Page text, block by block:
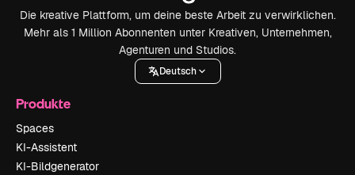
Die kreative Plattform, um deine beste Arbeit zu verwirklichen.
Mehr als 1 Million Abonnenten unter Kreativen, Unternehmen,
Agenturen und Studios.
Deutsch
Produkte
Spaces
KI-Assistent
KI-Bildgenerator